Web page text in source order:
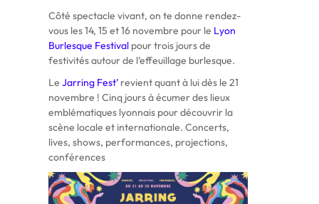
Côté spectacle vivant, on te donne rendez-
vous les 14, 15 et 16 novembre pour le Lyon
Burlesque Festivalpour trois jours de
festivités autour de l’effeuillage burlesque.
Le Jarring Fest’revient quant à lui dès le 21
novembre ! Cinq jours à écumer des lieux
emblématiques lyonnais pour découvrir la
scène locale et internationale. Concerts,
lives, shows, performances, projections,
conférences